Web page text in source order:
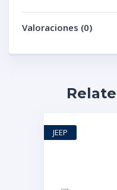
Valoraciones (0)
JEEP